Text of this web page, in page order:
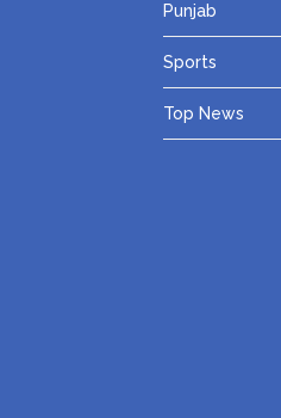
Punjab
Sports
Top News